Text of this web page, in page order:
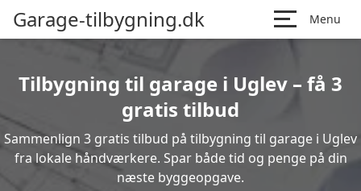
Garage-tilbygning.dk Menu
Tilbygning til garage i Uglev – få 3
gratis tilbud
Sammenlign 3 gratis tilbud på tilbygning til garage i Uglev
fra lokale håndværkere. Spar både tid og penge på din
næste byggeopgave.